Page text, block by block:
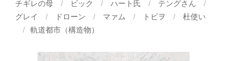
グレイ
ドローン マァム トビヲ
杜使い
軌道都市（構造物）